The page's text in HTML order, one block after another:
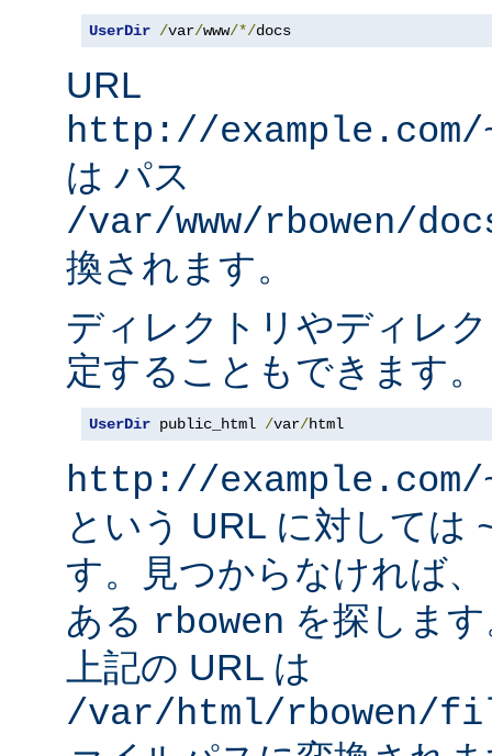
UserDir /var/www/*/docs
URL
http://
は パス
/var/www/rbowen/
換されます。
ディレクトリやディレ
定することもできます。
UserDir public_html /var/html
http://
という URL に対しては
す。見つからなければ
ある rbowen を探しま
上記の URL は
/var/html/rbowen/